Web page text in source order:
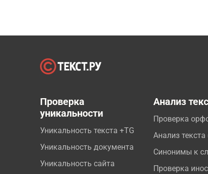
Проверка
уникальности
Уникальность текста +TG
Уникальность документа
Уникальность сайта
Анализ
Проверка
Анализ текста
Синонимы к
Проверка